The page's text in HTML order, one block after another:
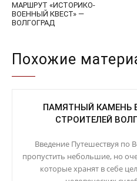
МАРШРУТ «ИСТОРИКО-
ВОЕННЫЙ КВЕСТ» —
ВОЛГОГРАД
Похожие
ПАМЯТНЫЙ КАМЕНЬ
СТРОИТЕЛЕЙ
Введение Путешествуя по Волгограду, порой можно
пропустить небольшие, но
которые хранят в себе